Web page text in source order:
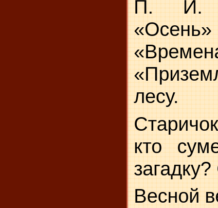
П. И.
лесу.
кто
Весной